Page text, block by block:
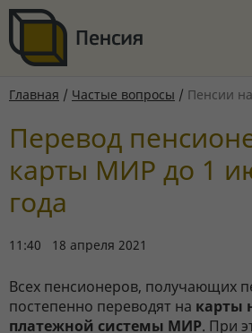
Главная / Частые вопросы / Пенсии
Перевод
карты МИР до 1
года
11:40 18 апреля 2021
Всех пенсионеров, получающих
постепенно переводят на карты
платежной системы МИР. При